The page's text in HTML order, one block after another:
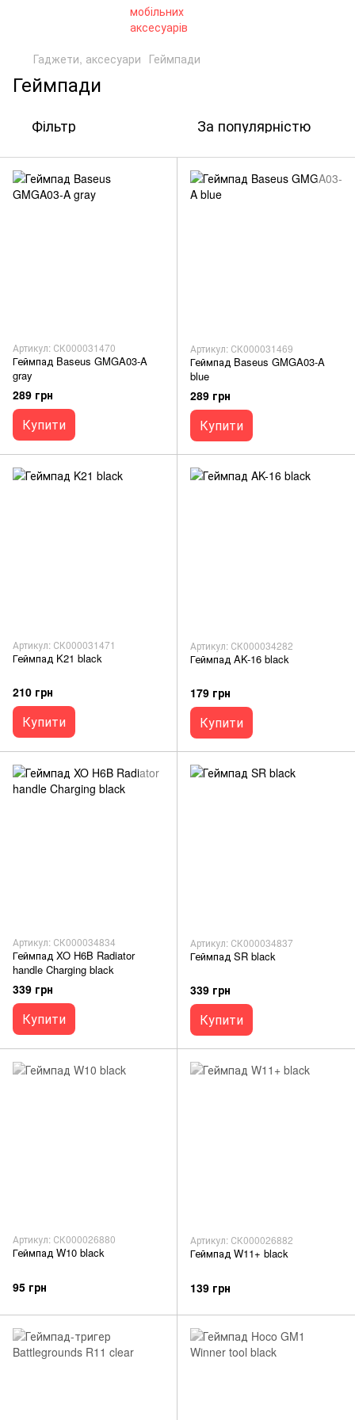
Гаджети, аксесуари Геймпади
Геймпади
Фільтр За популярністю
Артикул: СК000031470
Геймпад Baseus GMGA03-A
gray
289 грн
Купити
Артикул: СК000031469
Геймпад Baseus GMGA03-A
blue
289 грн
Купити
Артикул: СК000031471
Геймпад K21 black
210 грн
Купити
Артикул: СК000034282
Геймпад AK-16 black
179 грн
Купити
Артикул: СК000034834
Геймпад XO H6B Radiator
handle Charging black
339 грн
Купити
Артикул: СК000034837
Геймпад SR black
339 грн
Купити
Артикул: СК000026880
Геймпад W10 black
95 грн
Артикул: СК000026882
Геймпад W11+ black
139 грн